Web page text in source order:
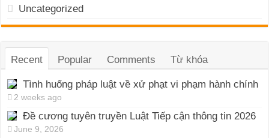
Uncategorized
Recent Popular Comments Từ khóa
Tình huống pháp luật về xử phạt vi phạm hành chính
2 weeks ago
Đề cương tuyên truyền Luật Tiếp cận thông tin 2026
June 9, 2026